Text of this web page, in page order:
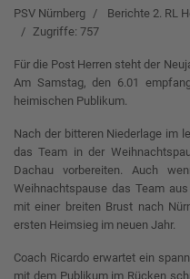
PSV Nürnberg Berichte 2. RL
Zugriffe: 757
Für die Post Herren steht der
Am Samstag, den 6.01
heimischen Publikum.
Nach der bitteren Niederlage im
das Team in der
Dachau vorbereiten. Auch
Weihnachtspause das Team
mit einer breiten Brust nach
ersten Heimsieg im neuen Jahr.
Coach Ricardo erwartet ein
mit dem Publikum im Rücken